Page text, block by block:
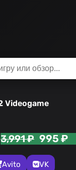
Videogame
3,991 ₽ 995 ₽
Avito VK